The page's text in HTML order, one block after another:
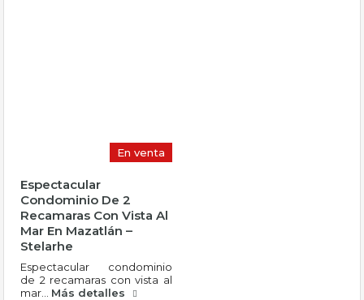
En venta
Espectacular
Condominio De 2
Recamaras Con Vista Al
Mar En Mazatlán –
Stelarhe
Espectacular condominio
de 2 recamaras con vista al
mar… Más detalles